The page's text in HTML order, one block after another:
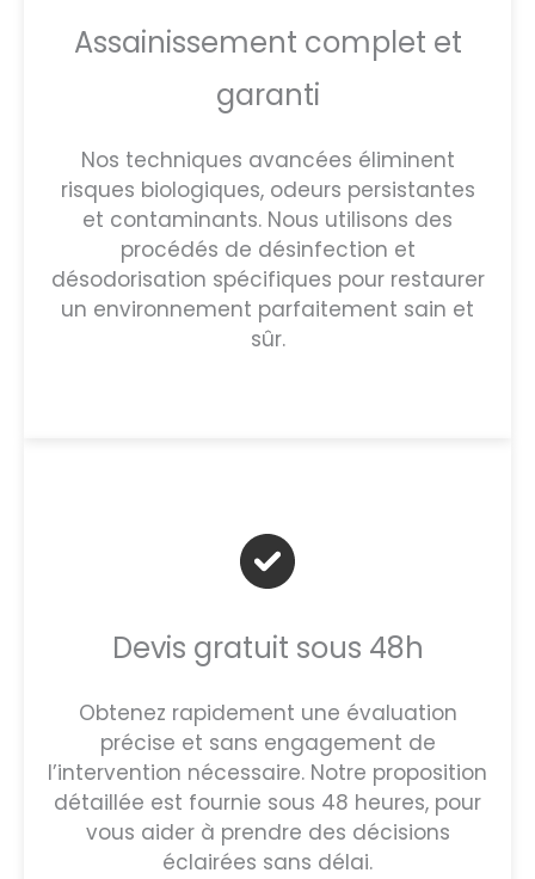
Assainissement complet et
garanti
Nos techniques avancées éliminent
risques biologiques, odeurs persistantes
et contaminants. Nous utilisons des
procédés de désinfection et
désodorisation spécifiques pour restaurer
un environnement parfaitement sain et
sûr.
Devis gratuit sous 48h
Obtenez rapidement une évaluation
précise et sans engagement de
l’intervention nécessaire. Notre proposition
détaillée est fournie sous 48 heures, pour
vous aider à prendre des décisions
éclairées sans délai.